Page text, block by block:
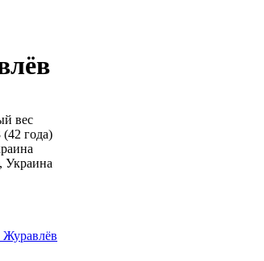
вес
(42 года)
Украина
Журавлёв